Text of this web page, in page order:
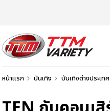
หน้าแรก บันเทิง บันเทิงต่างประเทศ